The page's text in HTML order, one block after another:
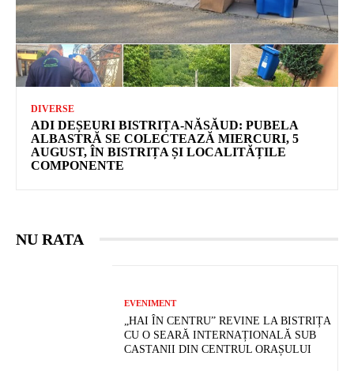
DIVERSE
ADI DEȘEURI BISTRIȚA-NĂSĂUD: PUBELA
ALBASTRĂ SE COLECTEAZĂ MIERCURI, 5
AUGUST, ÎN BISTRIȚA ȘI LOCALITĂȚILE
COMPONENTE
NU RATA
EVENIMENT
„HAI ÎN CENTRU” REVINE LA BISTRIȚA
CU O SEARĂ INTERNAȚIONALĂ SUB
CASTANII DIN CENTRUL ORAȘULUI